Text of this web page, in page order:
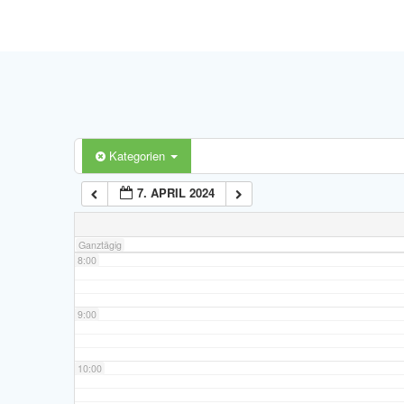
Kategorien
7. APRIL 2024
Ganztägig
6:00
7:00
8:00
9:00
10:00